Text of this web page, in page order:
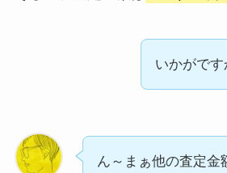
いかがです
ん～まぁ他の査定金